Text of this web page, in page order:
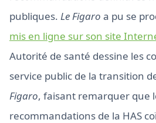
publiques. Le Figaro a pu se
mis en ligne sur son site
Autorité de santé dessine les
service public de la transition
Figaro, faisant remarquer que
recommandations de la HAS